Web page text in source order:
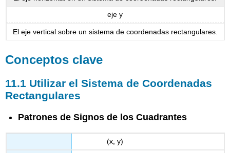
eje y
El eje vertical sobre un sistema de coordenadas rectangulares.
Conceptos clave
11.1 Utilizar el Sistema de Coordenadas
Rectangulares
Patrones de Signos de los Cuadrantes
(x, y)